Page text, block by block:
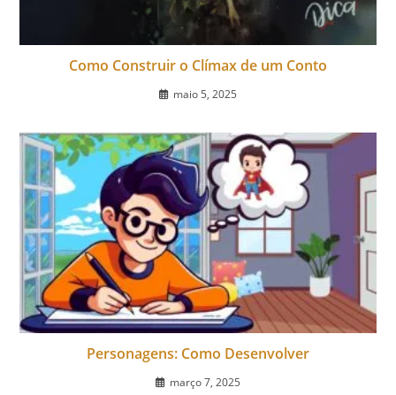
Como Construir o Clímax de um Conto
maio 5, 2025
Personagens: Como Desenvolver
março 7, 2025